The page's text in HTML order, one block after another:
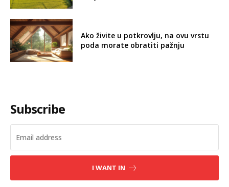
Ako živite u potkrovlju, na ovu vrstu
poda morate obratiti pažnju
Subscribe
I WANT IN